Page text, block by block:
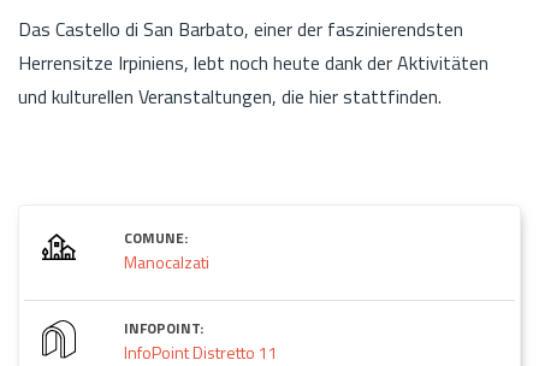
Das Castello di San Barbato, einer der faszinierendsten
Herrensitze Irpiniens, lebt noch heute dank der Aktivitäten
und kulturellen Veranstaltungen, die hier stattfinden.
COMUNE:
Manocalzati
INFOPOINT:
InfoPoint Distretto 11